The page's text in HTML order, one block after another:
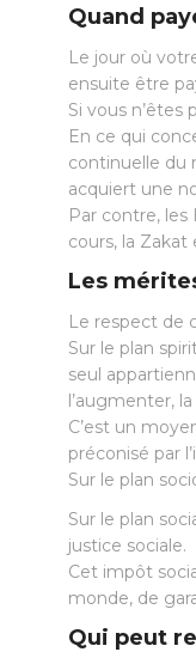
Quand
Le jour où
ensuite être
Si vous
En ce qui
continuelle du
acquiert une
Par contre,
cours, la
Les
Le respect de
Sur le plan
seul
l’augmenter,
C’est un
préconisé par
Sur le plan
Sur le plan
justice sociale.
Cet impôt
monde, de
Qui peut